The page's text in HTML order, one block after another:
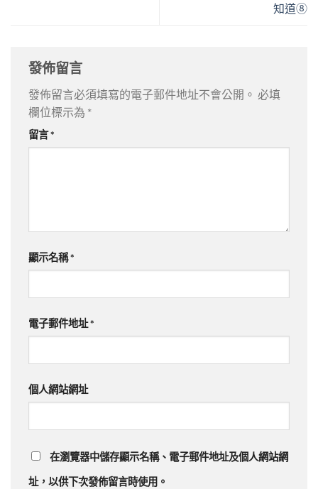
知道⑧
發佈留言
發佈留言必須填寫的電子郵件地址不會公開。 必填
欄位標示為 *
留言*
顯示名稱*
電子郵件地址*
個人網站網址
在瀏覽器中儲存顯示名稱、電子郵件地址及個人網站網
址，以供下次發佈留言時使用。